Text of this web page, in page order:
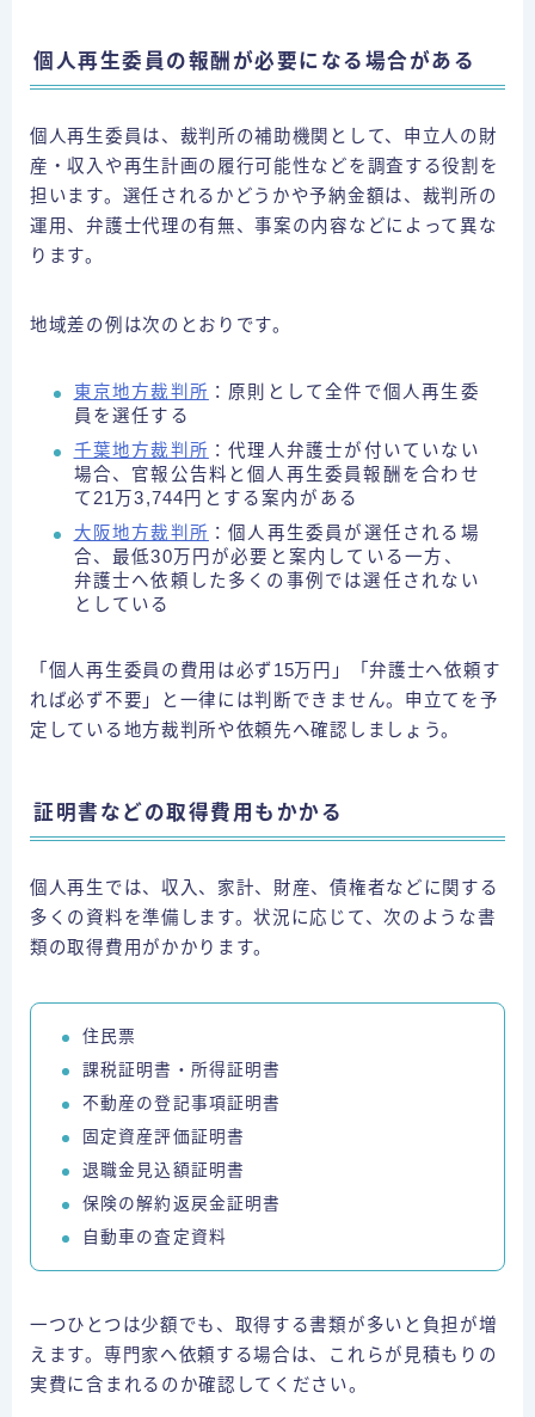
個人再生委員の報酬が必要になる場合がある
個人再生委員は、裁判所の補助機関として、申立人の財
産・収入や再生計画の履行可能性などを調査する役割を
担います。選任されるかどうかや予納金額は、裁判所の
運用、弁護士代理の有無、事案の内容などによって異な
ります。
地域差の例は次のとおりです。
東京地方裁判所 ：原則として全件で個人再生委
員を選任する
千葉地方裁判所 ：代理人弁護士が付いていない
場合、官報公告料と個人再生委員報酬を合わせ
て21万3,744円とする案内がある
大阪地方裁判所 ：個人再生委員が選任される場
合、最低30万円が必要と案内している一方、
弁護士へ依頼した多くの事例では選任されない
としている
「個人再生委員の費用は必ず15万円」「弁護士へ依頼す
れば必ず不要」と一律には判断できません。申立てを予
定している地方裁判所や依頼先へ確認しましょう。
証明書などの取得費用もかかる
個人再生では、収入、家計、財産、債権者などに関する
多くの資料を準備します。状況に応じて、次のような書
類の取得費用がかかります。
住民票
課税証明書・所得証明書
不動産の登記事項証明書
固定資産評価証明書
退職金見込額証明書
保険の解約返戻金証明書
自動車の査定資料
一つひとつは少額でも、取得する書類が多いと負担が増
えます。専門家へ依頼する場合は、これらが見積もりの
実費に含まれるのか確認してください。